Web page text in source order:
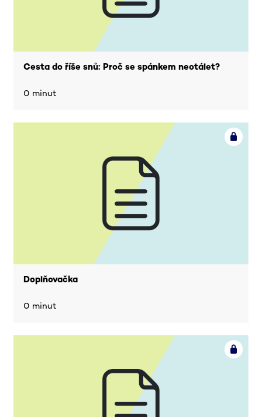
Cesta do říše snů: Proč se spánkem neotálet?
0 minut
Doplňovačka
0 minut